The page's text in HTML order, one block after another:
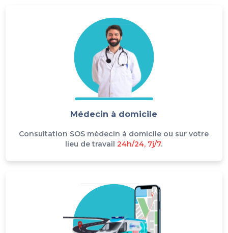
Médecin à domicile
Consultation SOS médecin à domicile ou sur votre
lieu de travail 24h/24, 7j/7.